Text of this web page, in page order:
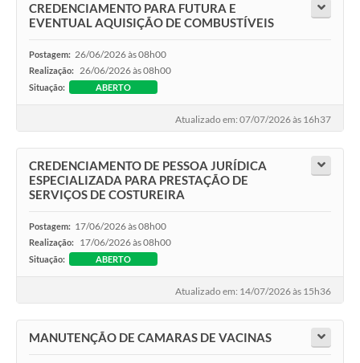
CREDENCIAMENTO PARA FUTURA E
EVENTUAL AQUISIÇÃO DE COMBUSTÍVEIS
Postagem: 26/06/2026 às 08h00
Realização: 26/06/2026 às 08h00
Situação: ABERTO
Atualizado em: 07/07/2026 às 16h37
CREDENCIAMENTO DE PESSOA JURÍDICA
ESPECIALIZADA PARA PRESTAÇÃO DE
SERVIÇOS DE COSTUREIRA
Postagem: 17/06/2026 às 08h00
Realização: 17/06/2026 às 08h00
Situação: ABERTO
Atualizado em: 14/07/2026 às 15h36
MANUTENÇÃO DE CAMARAS DE VACINAS